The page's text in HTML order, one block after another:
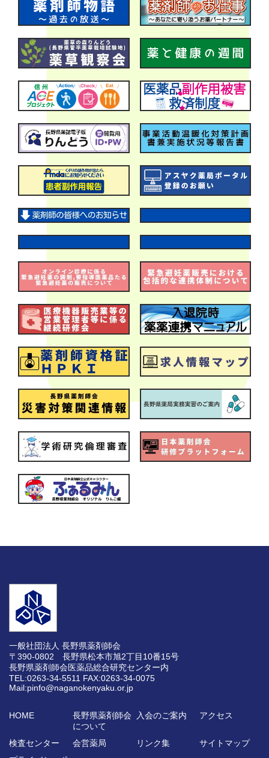
一般社団法人 長野県薬剤師会
〒390-0802 長野県松本市旭2丁目10番15号
長野県薬剤師会医薬品総合研究センター内
TEL:0263-34-5511 FAX:0263-34-0075
Mail:pinfo@naganokenyaku.or.jp
HOME
長野県薬剤師会
について
入会のご案内 アクセス
検査センター 会営薬局 リンク集
サイトマップ